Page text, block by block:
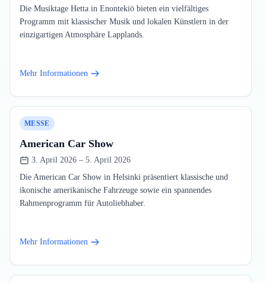
Die Musiktage Hetta in Enontekiö bieten ein vielfältiges
Programm mit klassischer Musik und lokalen Künstlern in der
einzigartigen Atmosphäre Lapplands.
Mehr Informationen
MESSE
American Car Show
3. April 2026 – 5. April 2026
Die American Car Show in Helsinki präsentiert klassische und
ikonische amerikanische Fahrzeuge sowie ein spannendes
Rahmenprogramm für Autoliebhaber.
Mehr Informationen